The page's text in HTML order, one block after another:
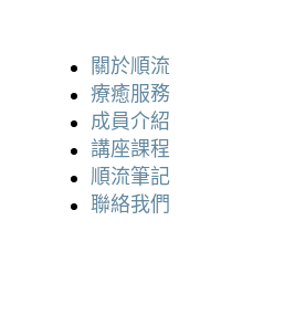
關於順流
療癒服務
成員介紹
講座課程
順流筆記
聯絡我們